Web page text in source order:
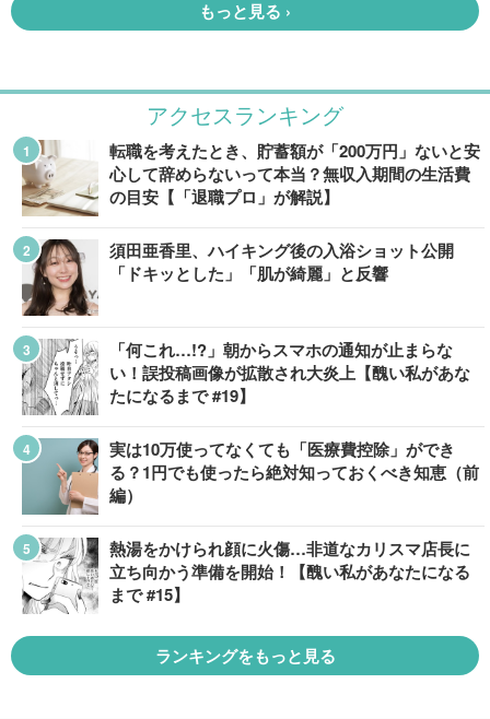
アクセスランキング
転職を考えたとき、貯蓄額が「200万円」ないと安
心して辞めらないって本当？無収入期間の生活費
の目安【「退職プロ」が解説】
須田亜香里、ハイキング後の入浴ショット公開
「ドキッとした」「肌が綺麗」と反響
「何これ…!?」朝からスマホの通知が止まらな
い！誤投稿画像が拡散され大炎上【醜い私があな
たになるまで #19】
実は10万使ってなくても「医療費控除」ができ
る？1円でも使ったら絶対知っておくべき知恵（前
編）
熱湯をかけられ顔に火傷…非道なカリスマ店長に
立ち向かう準備を開始！【醜い私があなたになる
まで #15】
ランキングをもっと見る